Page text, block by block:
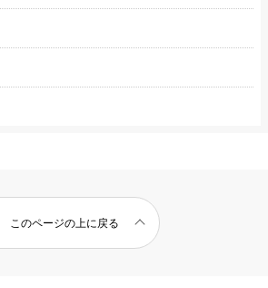
このページの上に戻る